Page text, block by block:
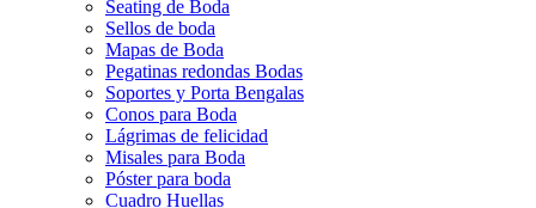
Seating de Boda
Sellos de boda
Mapas de Boda
Pegatinas redondas Bodas
Soportes y Porta Bengalas
Conos para Boda
Lágrimas de felicidad
Misales para Boda
Póster para boda
Cuadro Huellas